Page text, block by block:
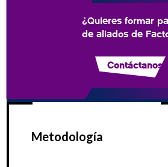
¿Quieres formar
de aliados de
Contáctanos
Metodología